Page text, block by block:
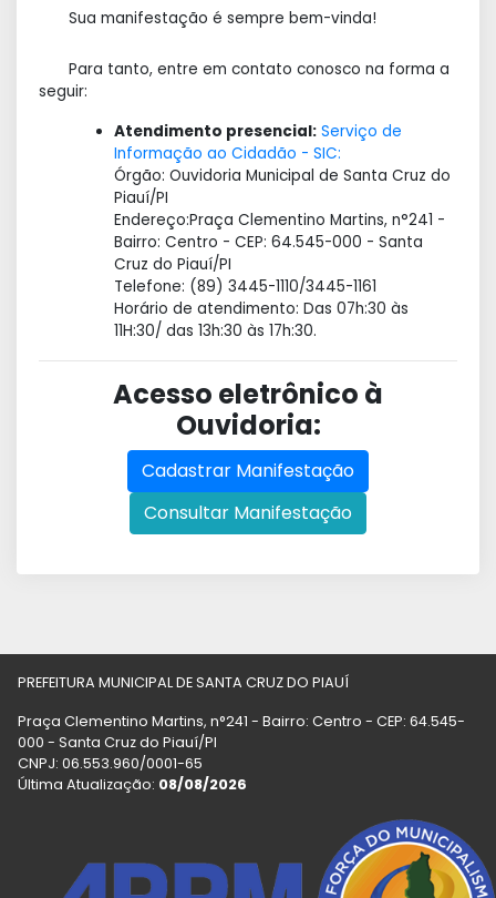
Sua manifestação é sempre bem-vinda!
Para tanto, entre em contato conosco na forma a
seguir:
Atendimento presencial: Serviço de
Informação ao Cidadão - SIC:
Órgão: Ouvidoria Municipal de Santa Cruz do
Piauí/PI
Endereço:Praça Clementino Martins, n°241 -
Bairro: Centro - CEP: 64.545-000 - Santa
Cruz do Piauí/PI
Telefone: (89) 3445-1110/3445-1161
Horário de atendimento: Das 07h:30 às
11H:30/ das 13h:30 às 17h:30.
Acesso eletrônico à
Ouvidoria:
Cadastrar Manifestação
Consultar Manifestação
PREFEITURA MUNICIPAL DE SANTA CRUZ DO PIAUÍ
Praça Clementino Martins, n°241 - Bairro: Centro - CEP: 64.545-
000 - Santa Cruz do Piauí/PI
CNPJ: 06.553.960/0001-65
Última Atualização: 08/08/2026